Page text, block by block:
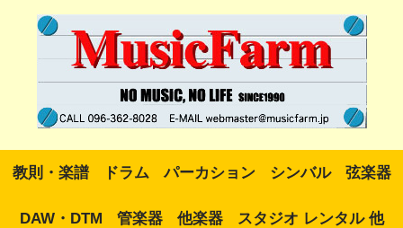
教則・楽譜 ドラム パーカション シンバル 弦楽器
DAW・DTM 管楽器 他楽器 スタジオ レンタル 他